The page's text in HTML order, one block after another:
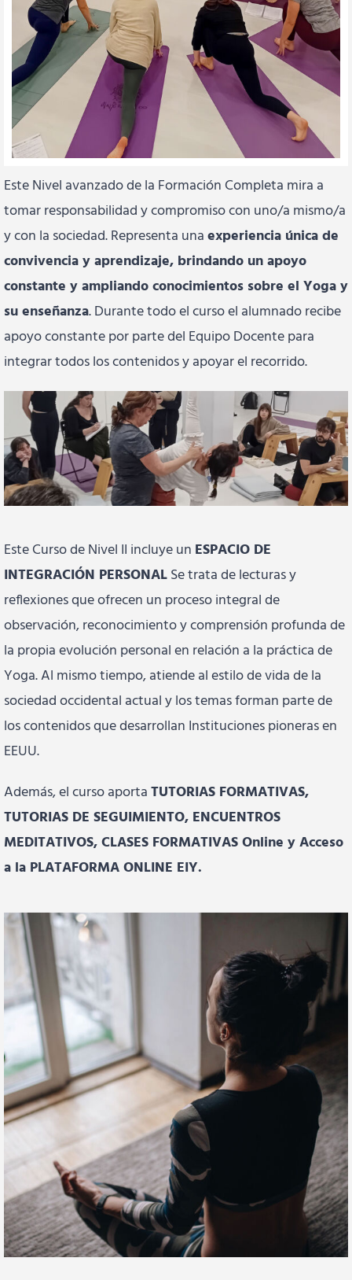
Este Nivel avanzado de la Formación Completa mira a
tomar responsabilidad y compromiso con uno/a mismo/a
y con la sociedad. Representa unaexperiencia única de
convivencia y aprendizaje, brindando un apoyo
constante y ampliando conocimientos sobre el Yoga y
su enseñanza. Durante todo el curso el alumnado recibe
apoyo constante por parte del Equipo Docente para
integrar todos los contenidos y apoyar el recorrido.
Este Curso de Nivel II incluye un ESPACIO DE
INTEGRACIÓN PERSONALSe trata de lecturas y
reflexiones que ofrecen un proceso integral de
observación, reconocimiento y comprensión profunda de
la propia evolución personal en relación a la práctica de
Yoga. Al mismo tiempo, atiende al estilo de vida de la
sociedad occidental actual y los temas forman parte de
los contenidos que desarrollan Instituciones pioneras en
EEUU.
Además, el curso aportaTUTORIAS FORMATIVAS,
TUTORIAS DE SEGUIMIENTO, ENCUENTROS
MEDITATIVOS, CLASES FORMATIVAS Online y Acceso
a la PLATAFORMA ONLINE EIY.